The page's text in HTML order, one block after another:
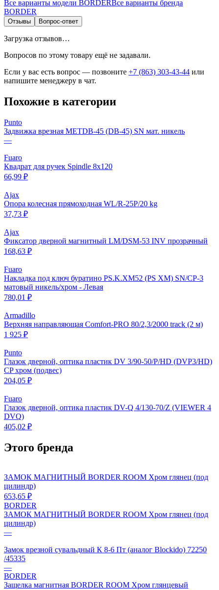
Все варианты модели BORDERВсе варианты бренда
BORDER
Отзывы Вопрос-ответ
Загрузка отзывов…
Вопросов по этому товару ещё не задавали.
Если у вас есть вопрос — позвоните +7 (863) 303-43-44 или
напишите менеджеру в чат.
Похожие в категории
Punto
Задвижка врезная METDB-45 (DB-45) SN мат. никель
—
Fuaro
Квадрат для ручек Spindle 8х120
66,99 ₽
Ajax
Опора колесная прямоходная WL/R-25P/20 kg
37,73 ₽
Ajax
Фиксатор дверной магнитный LM/DSM-53 INV прозрачный
168,63 ₽
Fuaro
Накладка под ключ буратино PS.K.XM52 (PS XM) SN/CP-3
матовый никель/хром - Левая
780,01 ₽
Armadillo
Верхняя направляющая Comfort-PRO 80/2,3/2000 track (2 м)
1 925 ₽
Punto
Глазок дверной, оптика пластик DV 3/90-50/P/HD (DVP3/HD)
CP хром (подвес)
204,05 ₽
Fuaro
Глазок дверной, оптика пластик DV-Q 4/130-70/Z (VIEWER 4
DVQ)
405,02 ₽
Этого бренда
ЗАМОК МАГНИТНЫЙ BORDER ROOM Хром глянец (под
цилиндр)
653,65 ₽
BORDER
ЗАМОК МАГНИТНЫЙ BORDER ROOM Хром глянец (под
цилиндр)
—
Замок врезной сувальдный К 8-6 Пт (аналог Blockido) 72250
/45335
—
BORDER
Защелка магнитная BORDER ROOM Хром глянцевый